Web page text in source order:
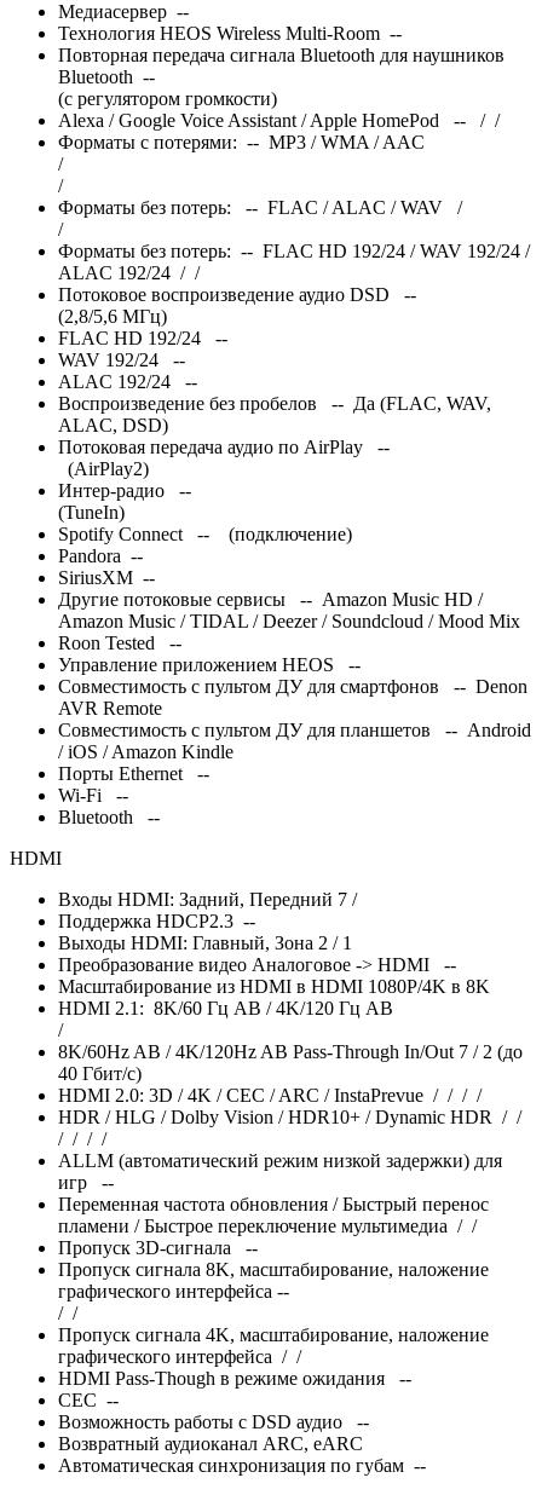
Медиасервер --
Технология HEOS Wireless Multi-Room --
Повторная передача сигнала Bluetooth для наушников
Bluetooth --
(с регулятором громкости)
Alexa / Google Voice Assistant / Apple HomePod --
/ /
Форматы с потерями: -- MP3 / WMA / AAC
/
/
Форматы без потерь: -- FLAC / ALAC / WAV
/
/
Форматы без потерь: -- FLAC HD 192/24 / WAV 192/24 /
ALAC 192/24 / /
Потоковое воспроизведение аудио DSD --
(2,8/5,6 МГц)
FLAC HD 192/24 --
WAV 192/24 --
ALAC 192/24 --
Воспроизведение без пробелов -- Да (FLAC, WAV,
ALAC, DSD)
Потоковая передача аудио по AirPlay --
(AirPlay2)
Интер-радио --
(TuneIn)
Spotify Connect --
(подключение)
Pandora --
SiriusXM --
Другие потоковые сервисы -- Amazon Music HD /
Amazon Music / TIDAL / Deezer / Soundcloud / Mood Mix
Roon Tested --
Управление приложением HEOS --
Совместимость с пультом ДУ для смартфонов -- Denon
AVR Remote
Совместимость с пультом ДУ для планшетов -- Android
/ iOS / Amazon Kindle
Порты Ethernet --
Wi-Fi --
Bluetooth --
HDMI
Входы HDMI: Задний, Передний 7 /
Поддержка HDCP2.3 --
Выходы HDMI: Главный, Зона 2 / 1
Преобразование видео Аналоговое -> HDMI --
Масштабирование из HDMI в HDMI 1080P/4K в 8K
HDMI 2.1: 8K/60 Гц AB / 4K/120 Гц AB
/
8K/60Hz AB / 4K/120Hz AB Pass-Through In/Out 7 / 2 (до
40 Гбит/с)
HDMI 2.0: 3D / 4K / CEC / ARC / InstaPrevue / / / /
HDR / HLG / Dolby Vision / HDR10+ / Dynamic HDR / /
/ / / /
ALLM (автоматический режим низкой задержки) для
игр --
Переменная частота обновления / Быстрый перенос
пламени / Быстрое переключение мультимедиа / /
Пропуск 3D-сигнала --
Пропуск сигнала 8K, масштабирование, наложение
графического интерфейса --
/ /
Пропуск сигнала 4K, масштабирование, наложение
графического интерфейса / /
HDMI Pass-Though в режиме ожидания --
CEC --
Возможность работы с DSD аудио --
Возвратный аудиоканал ARC, eARC
Автоматическая синхронизация по губам --